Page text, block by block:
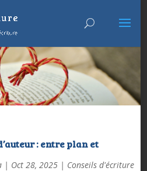
: entre plan et
| Oct 28, 2025| Conseils d'écriture